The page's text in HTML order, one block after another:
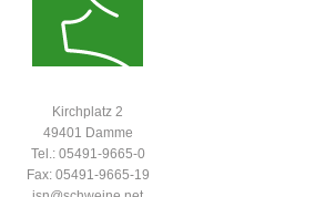
Kirchplatz 2
49401 Damme
Tel.: 05491-9665-0
Fax: 05491-9665-19